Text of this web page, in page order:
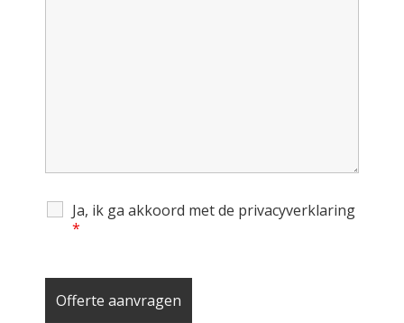
Ja, ik ga akkoord met de privacyverklaring
*